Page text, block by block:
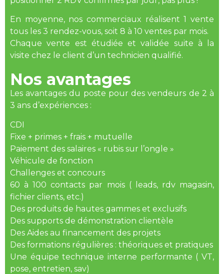
En moyenne, nos commerciaux réalisent 1 vente
tous les 3 rendez-vous, soit 8 à 10 ventes par mois.
Chaque vente est étudiée et validée suite à la
visite chez le client d’un technicien qualifié.
Nos avantages
Les avantages du poste pour des vendeurs de 2 à
3 ans d’expériences :
CDI
Fixe + primes + frais + mutuelle
Paiement des salaires « rubis sur l’ongle »
Véhicule de fonction
Challenges et concours
60 à 100 contacts par mois ( leads, rdv magasin,
fichier clients, etc.)
Des produits de hautes gammes et exclusifs
Des supports de démonstration clientèle
Des Aides au financement des projets
Des formations régulières : théoriques et pratiques
Une équipe technique interne performante ( VT,
pose, entretien, sav)